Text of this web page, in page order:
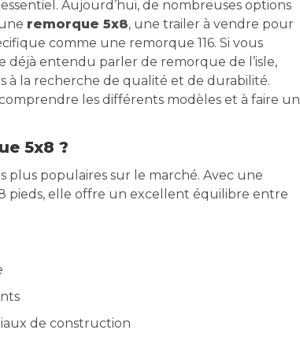
Aujourd’hui, de nombreuses options
remorque 5x8, une trailer à vendre pour
comme une remorque 116. Si vous
déjà entendu parler de remorque de l’isle,
la recherche de qualité et de durabilité.
les différents modèles et à faire un
5x8 ?
plus populaires sur le marché. Avec une
pieds, elle offre un excellent équilibre entre
de construction